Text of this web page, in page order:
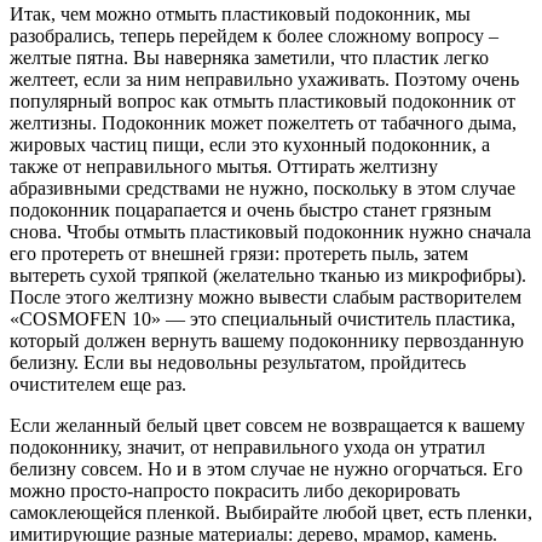
Итак, чем можно отмыть пластиковый подоконник, мы
разобрались, теперь перейдем к более сложному вопросу –
желтые пятна. Вы наверняка заметили, что пластик легко
желтеет, если за ним неправильно ухаживать. Поэтому очень
популярный вопрос как отмыть пластиковый подоконник от
желтизны. Подоконник может пожелтеть от табачного дыма,
жировых частиц пищи, если это кухонный подоконник, а
также от неправильного мытья. Оттирать желтизну
абразивными средствами не нужно, поскольку в этом случае
подоконник поцарапается и очень быстро станет грязным
снова. Чтобы отмыть пластиковый подоконник нужно сначала
его протереть от внешней грязи: протереть пыль, затем
вытереть сухой тряпкой (желательно тканью из микрофибры).
После этого желтизну можно вывести слабым растворителем
«COSMOFEN 10» — это специальный очиститель пластика,
который должен вернуть вашему подоконнику первозданную
белизну. Если вы недовольны результатом, пройдитесь
очистителем еще раз.
Если желанный белый цвет совсем не возвращается к вашему
подоконнику, значит, от неправильного ухода он утратил
белизну совсем. Но и в этом случае не нужно огорчаться. Его
можно просто-напросто покрасить либо декорировать
самоклеющейся пленкой. Выбирайте любой цвет, есть пленки,
имитирующие разные материалы: дерево, мрамор, камень.